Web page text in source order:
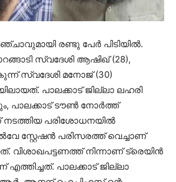
രണ്ടു പേര്‍ പിടിയില്‍.
സ്വദേശി ആഷിഖ് (28),
സ്വദേശി മനോജ് (30)
പാലക്കാട് ജില്ലാ ലഹരി
പാലക്കാട് ടൗണ്‍ നോര്‍ത്ത്
നടത്തിയ പരിശോധനയില്‍
സ്റ്റേഷന്‍ പരിസരത്ത് വെച്ചാണ്
വിശാഖപട്ടണത്ത് നിന്നാണ് ട്രെയിന്‍
എത്തിച്ചത്. പാലക്കാട് ജില്ലാ